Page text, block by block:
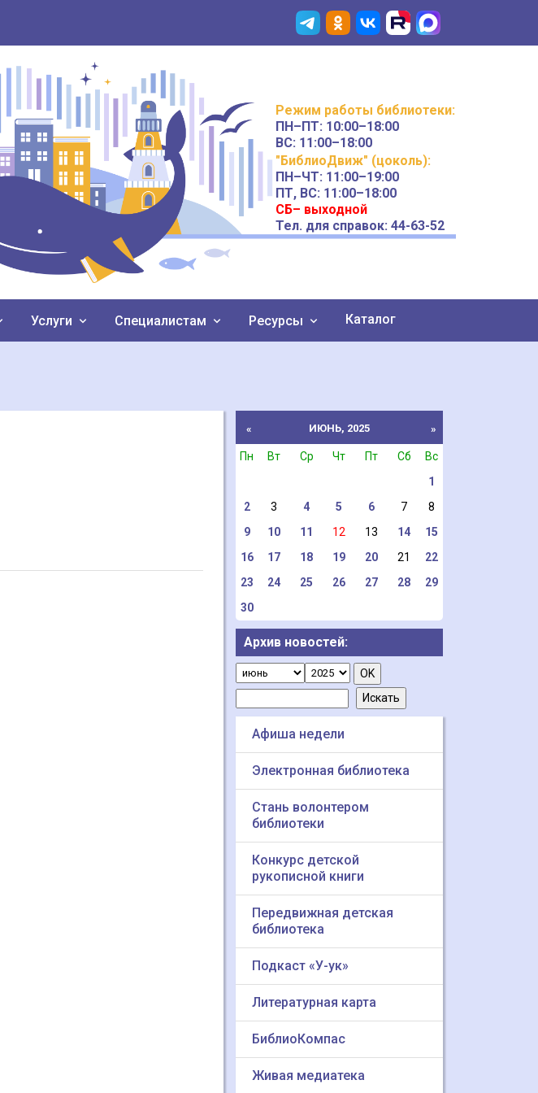
Режим работы библиотеки:
ПН–ПТ: 10:00–18:00
ВС: 11:00–18:00
"БиблиоДвиж" (цоколь):
ПН–ЧТ: 11:00–19:00
ПТ, ВС: 11:00–18:00
СБ– выходной
Тел. для справок: 44-63-52
Услуги Специалистам Ресурсы Каталог
« ИЮНЬ, 2025 »
Пн Вт Ср Чт Пт Сб
Вс
1
2
3 4 5 6 7
8
9
10 11 12 13 14
15
16
17 18 19 20 21
22
23
24 25 26 27 28
29
30
Архив новостей:
Афиша недели
Электронная библиотека
Стань волонтером
библиотеки
Конкурс детской
рукописной книги
Передвижная детская
библиотека
Подкаст «У-ук»
Литературная карта
БиблиоКомпас
Живая медиатека